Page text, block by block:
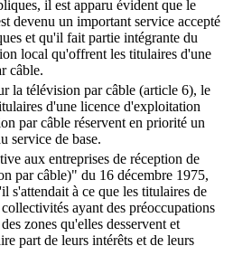
il est apparu évident que le
devenu un important service accepté
et qu'il fait partie intégrante du
local qu'offrent les titulaires d'une
câble.
la télévision par câble (article 6), le
d'une licence d'exploitation
par câble réservent en priorité un
service de base.
aux entreprises de réception de
par câble)" du 16 décembre 1975,
s'attendait à ce que les titulaires de
ayant des préoccupations
zones qu'elles desservent et
part de leurs intérêts et de leurs